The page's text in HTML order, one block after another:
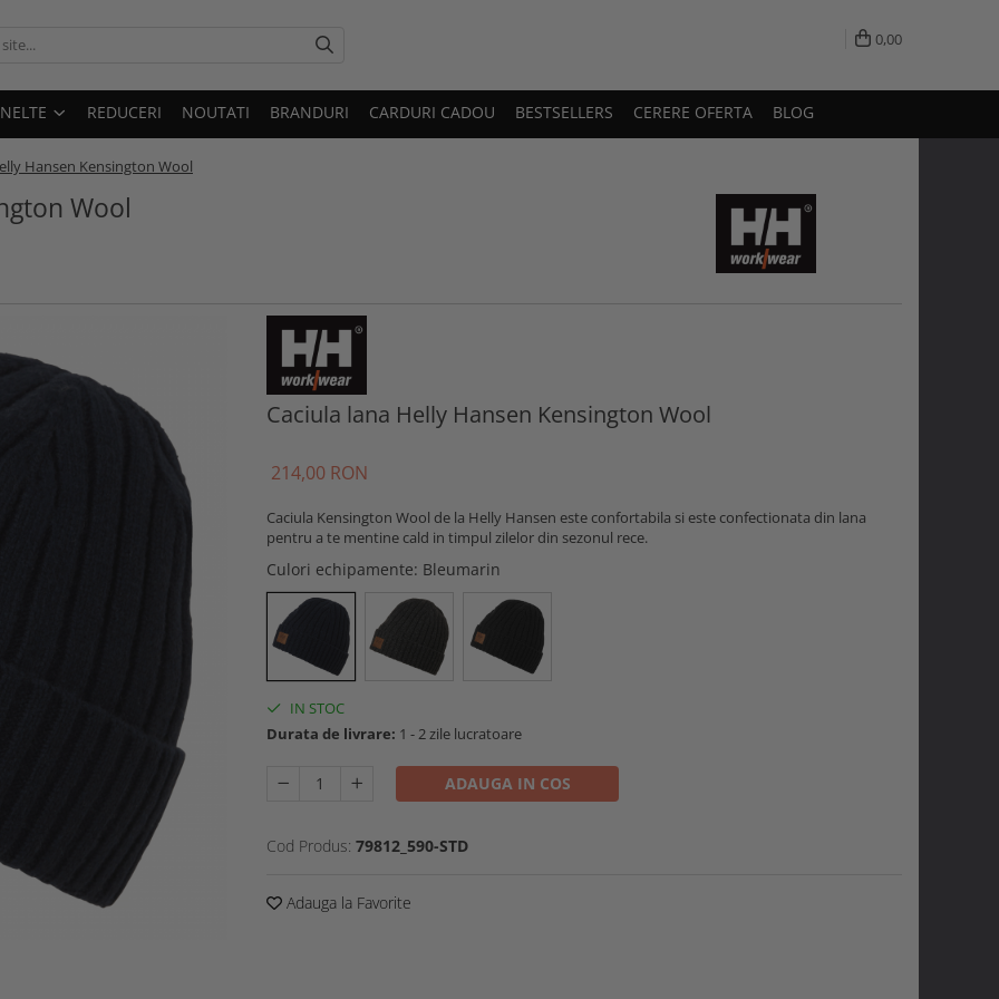
0,00
REDUCERI NOUTATI BRANDURI CARDURI CADOU BESTSELLERS CERERE OFERTA BLOG
Hansen Kensington Wool
Wool
Caciula lana Helly Hansen Kensington Wool
214,00 RON
Caciula Kensington Wool de la Helly Hansen este confortabila si este confectionata din lana
pentru a te mentine cald in timpul zilelor din sezonul rece.
Culori echipamente: Bleumarin
IN STOC
Durata de livrare: 1 - 2 zile lucratoare
ADAUGA IN COS
Cod Produs: 79812_590-STD
Adauga la Favorite